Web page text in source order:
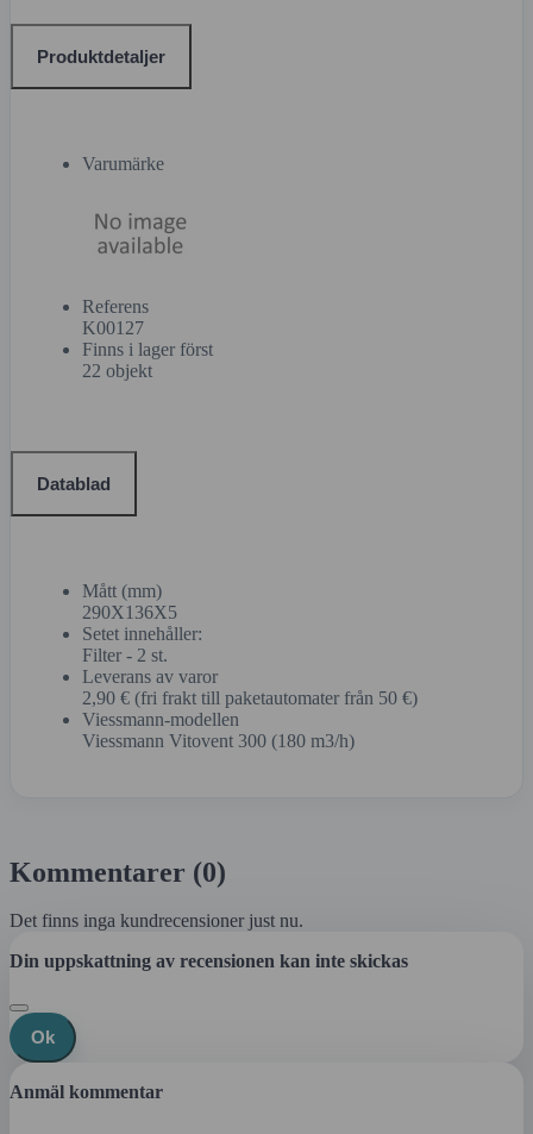
Produktdetaljer
Varumärke
Referens
K00127
Finns i lager först
22 objekt
Datablad
Mått (mm)
290X136X5
Setet innehåller:
Filter - 2 st.
Leverans av varor
2,90 € (fri frakt till paketautomater från 50 €)
Viessmann-modellen
Viessmann Vitovent 300 (180 m3/h)
Kommentarer (0)
Det finns inga kundrecensioner just nu.
Din uppskattning av recensionen kan inte skickas
Ok
Anmäl kommentar